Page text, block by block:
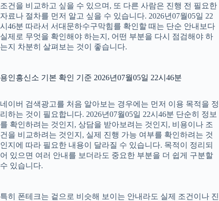
조건을 비교하고 싶을 수 있으며, 또 다른 사람은 진행 전 필요한
자료나 절차를 먼저 알고 싶을 수 있습니다. 2026년07월05일 22
시46분 따라서 서대문하수구막힘를 확인할 때는 단순 안내보다
실제로 무엇을 확인해야 하는지, 어떤 부분을 다시 점검해야 하
는지 차분히 살펴보는 것이 좋습니다.
용인흥신소 기본 확인 기준 2026년07월05일 22시46분
네이버 검색광고를 처음 알아보는 경우에는 먼저 이용 목적을 정
리하는 것이 필요합니다. 2026년07월05일 22시46분 단순히 정보
를 확인하려는 것인지, 상담을 받아보려는 것인지, 비용이나 조
건을 비교하려는 것인지, 실제 진행 가능 여부를 확인하려는 것
인지에 따라 필요한 내용이 달라질 수 있습니다. 목적이 정리되
어 있으면 여러 안내를 보더라도 중요한 부분을 더 쉽게 구분할
수 있습니다.
특히 폰테크는 겉으로 비슷해 보이는 안내라도 실제 조건이나 진